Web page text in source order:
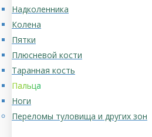
Надколенника
Колена
Пятки
Плюсневой кости
Таранная кость
Пальца
Ноги
Переломы туловища и других зон